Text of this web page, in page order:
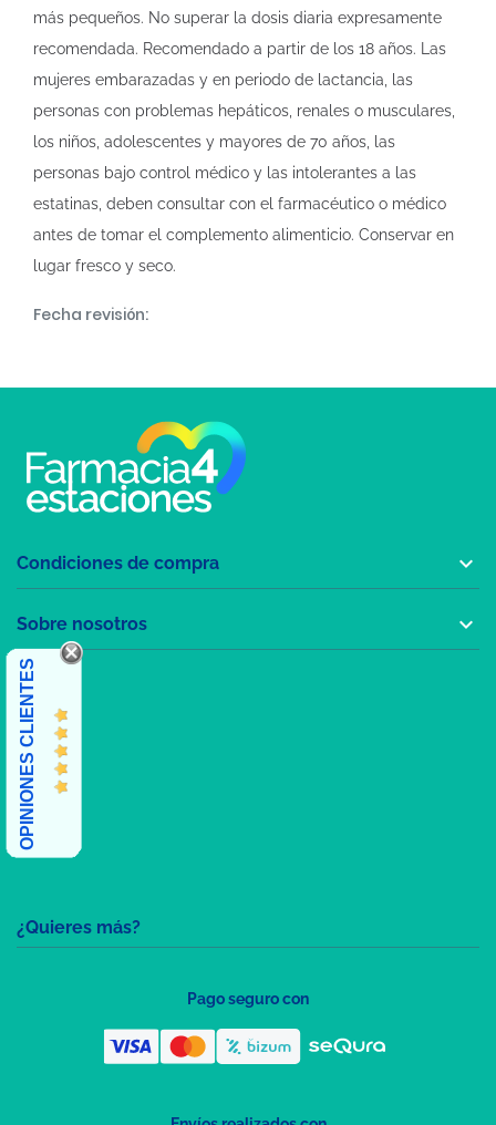
más pequeños. No superar la dosis diaria expresamente
recomendada. Recomendado a partir de los 18 años. Las
mujeres embarazadas y en periodo de lactancia, las
personas con problemas hepáticos, renales o musculares,
los niños, adolescentes y mayores de 70 años, las
personas bajo control médico y las intolerantes a las
estatinas, deben consultar con el farmacéutico o médico
antes de tomar el complemento alimenticio. Conservar en
lugar fresco y seco.
Fecha revisión:
¿Quieres más?
Condiciones de compra 
Sobre nosotros 
OPINIONES CLIENTES
Pago seguro con